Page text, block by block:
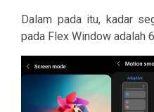
Dalam pada itu, kadar
pada Flex Window adalah